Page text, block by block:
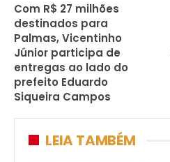
Com R$ 27 milhões
destinados para
Palmas, Vicentinho
Júnior participa de
entregas ao lado do
prefeito Eduardo
Siqueira Campos
LEIA TAMBÉM